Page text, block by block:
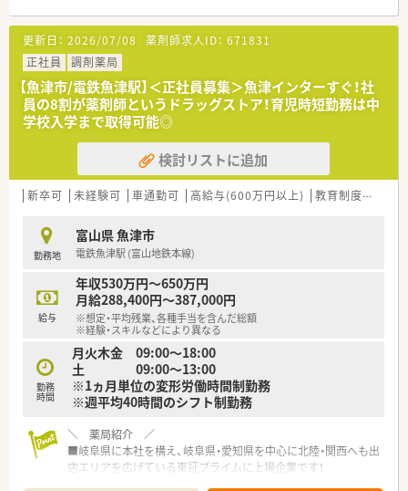
■調剤：OTC＝9：1の割合で皆様ご勤務されております。ドラッ
グ併設店ですが、雑務的業務は一切ございません。薬剤師業務に
専念できる環境がございます◎
■内科の処方箋をメインに応需している店舗ですが、広域から幅
広い処方箋を受けつけておりますので、様々な処方箋を扱うこと
ができます
■枚数は20枚/日と比較的落ち着いていますので、患者様に寄り
添った対応ができます◎
＼ オススメポイント ／
■全員がしっかり休むことも仕事の一部だと考える企業様のた
め、特別休暇取得率100％！
ます◎
■ライフステージの変化に対応できるよう制度を整えており、育
休の取得率は98％以上と高水準！男性の育休取得にも積極的に
推奨しています◎
更新日： 2026/07/08 薬剤師求人ID： 671831
正社員
調剤薬局
【魚津市/電鉄魚津駅】＜正社員募集＞魚津インターすぐ！社
員の8割が薬剤師というドラッグストア！育児時短勤務は中
学校入学まで取得可能◎
検討リストに追加
新卒可 未経験可 車通勤可 高給与(600万円以上) 教育制度あり
勤務地
富山県 魚津市
電鉄魚津駅 (富山地鉄本線)
給与
年収530万円～650万円
月給288,400円～387,000円
※想定・平均残業、各種手当を含んだ総額
※経験・スキルなどにより異なる
勤務
時間
月火木金 09:00～18:00
土 09:00～13:00
※1ヵ月単位の変形労働時間制勤務
※週平均40時間のシフト制勤務
＼ 薬局紹介 ／
■岐阜県に本社を構え、岐阜県・愛知県を中心に北陸・関西へも出
店エリアを広げている東証プライムに上場企業です！